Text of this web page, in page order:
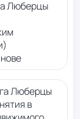
Люберцы
Люберцы
в